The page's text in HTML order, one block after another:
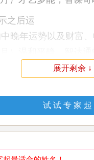
之后运
中晚年运势以及财富
置为：5 3 1（土火
功发展，基础稳固
展开剩余 ↓
试 试 专 家 起